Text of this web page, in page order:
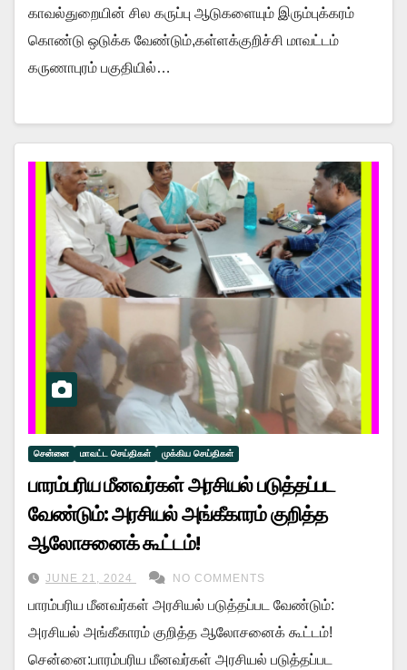
காவல்துறையின் சில கருப்பு ஆடுகளையும் இரும்புக்கரம்
கொண்டு ஒடுக்க வேண்டும்,கள்ளக்குறிச்சி மாவட்டம்
கருணாபுரம் பகுதியில்…
சென்னை மாவட்ட செய்திகள் முக்கிய செய்திகள்
பாரம்பரிய மீனவர்கள் அரசியல் படுத்தப்பட
வேண்டும்: அரசியல் அங்கீகாரம் குறித்த
ஆலோசனைக் கூட்டம்!
JUNE 21, 2024 NO COMMENTS
பாரம்பரிய மீனவர்கள் அரசியல் படுத்தப்பட வேண்டும்:
அரசியல் அங்கீகாரம் குறித்த ஆலோசனைக் கூட்டம்!
சென்னை:பாரம்பரிய மீனவர்கள் அரசியல் படுத்தப்பட